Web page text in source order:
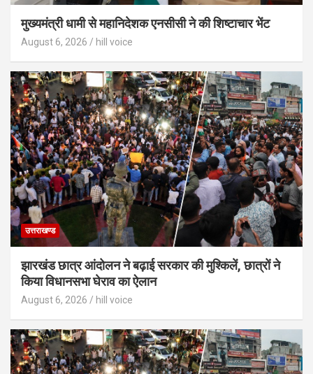
मुख्यमंत्री धामी से महानिदेशक एनसीसी ने की शिष्टाचार भेंट
August 6, 2026 hill voice
उत्तराखण्ड
झारखंड छात्र आंदोलन ने बढ़ाई सरकार की मुश्किलें, छात्रों ने
किया विधानसभा घेराव का ऐलान
August 6, 2026 hill voice